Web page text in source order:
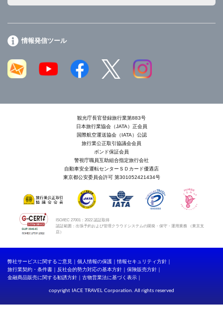
情報発信ツール
観光庁長官登録旅行業第883号
日本旅行業協会（JATA）正会員
国際航空運送協会（IATA）公認
旅行業公正取引協議会会員
ボンド保証会員
警視庁職員互助組合指定旅行会社
自動車安全運転センターＳＤカード優遇店
東京都公安委員会許可 第301052421434号
ISO/IEC 27001：2022 認証取得
認証範囲：出張予約および管理クラウドシステムの開発・保守・運用業務 （東京支
店）
弊社サービスに関するご意見 個人情報の保護
情報セキュリティ方針
旅行業契約・条件書
反社会的勢力対応の基本方針
保険販売方針
金融商品販売に関する勧誘方針
古物営業法に基づく表示
copyright IACE TRAVEL Corporation. All rights reserved